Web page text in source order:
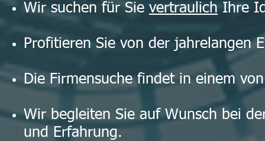
Wir suchen für Sie vertraulich Ihre
Profitieren Sie von der jahrelangen
Die Firmensuche findet in einem
Wir begleiten Sie auf Wunsch bei
und Erfahrung.